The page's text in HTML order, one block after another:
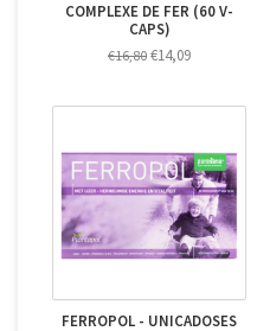
COMPLEXE DE FER (60 V-
CAPS)
€16,80 €14,09
FERROPOL - UNICADOSES